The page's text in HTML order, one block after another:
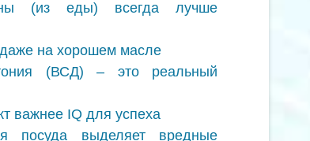
(из еды) всегда лучше
на хорошем масле
(ВСД) – это реальный
важнее IQ для успеха
посуда выделяет вредные